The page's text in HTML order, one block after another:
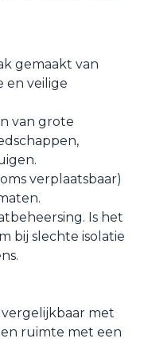
gemaakt van
en veilige
van grote
verplaatsbaar)
Is het
bij slechte isolatie
met
ruimte met een